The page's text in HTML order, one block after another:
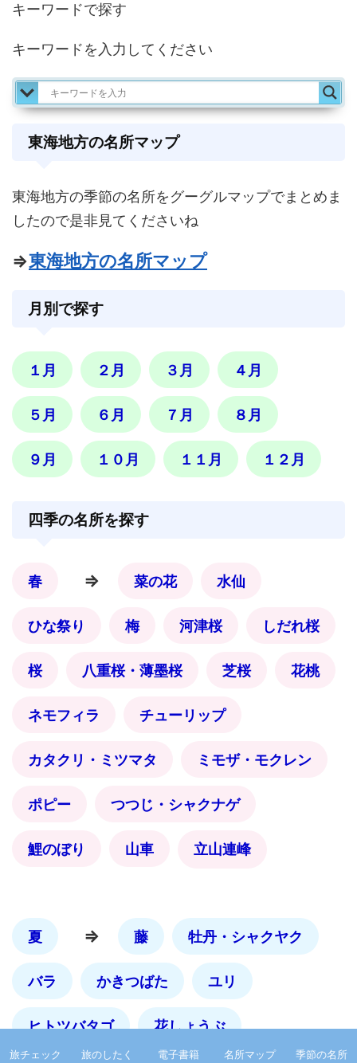
キーワードで探す
キーワードを入力してください
東海地方の名所マップ
東海地方の季節の名所をグーグルマップでまとめま
したので是非見てくださいね
⇒東海地方の名所マップ
月別で探す
１月 ２月 ３月 ４月
５月 ６月 ７月 ８月
９月 １０月 １１月 １２月
四季の名所を探す
春 ⇒ 菜の花 水仙
ひな祭り 梅 河津桜 しだれ桜
桜 八重桜・薄墨桜 芝桜 花桃
ネモフィラ チューリップ
カタクリ・ミツマタ ミモザ・モクレン
ポピー つつじ・シャクナゲ
鯉のぼり 山車 立山連峰
夏 ⇒ 藤 牡丹・シャクヤク
バラ かきつばた ユリ
ヒトツバタゴ 花しょうぶ
旅チェック 旅のしたく 電子書籍 名所マップ 季節の名所